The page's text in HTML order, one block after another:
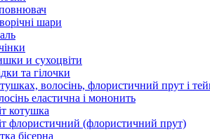
шари
и сухоцвіти
та гілочки
волосінь, флористичний прут і
еластична і мононить
котушка
флористичний (флористичний прут)
бісерна